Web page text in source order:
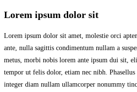
Lorem ipsum dolor sit
Lorem ipsum dolor sit amet, molestie orci
ante, nulla sagittis condimentum nullam a
metus, morbi nobis lorem ante ipsum dui sit,
tempor ut felis dolor, etiam nec nibh.
integer diam nullam ullamcorper nonummy